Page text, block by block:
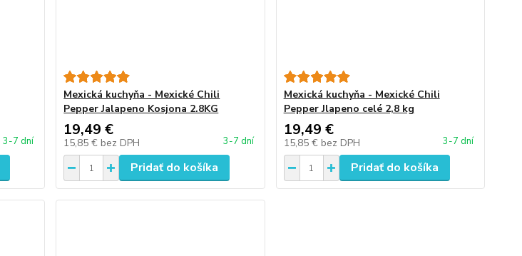
3-7 dní
Mexická kuchyňa - Mexické Chili
Pepper Jalapeno Kosjona 2.8KG
19,49 €
15,85 € bez DPH 3-7 dní
Pridať do košíka
Mexická kuchyňa - Mexické Chili
Pepper Jlapeno celé 2,8 kg
19,49 €
15,85 € bez DPH 3-7 dní
Pridať do košíka